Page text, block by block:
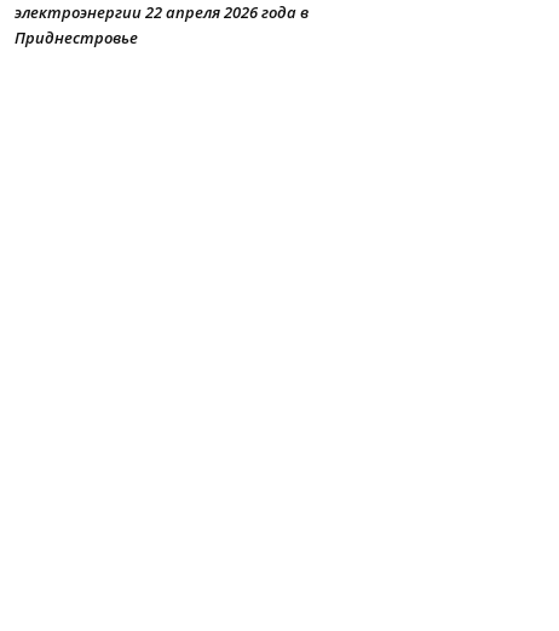
электроэнергии 22 апреля 2026 года в
Приднестровье